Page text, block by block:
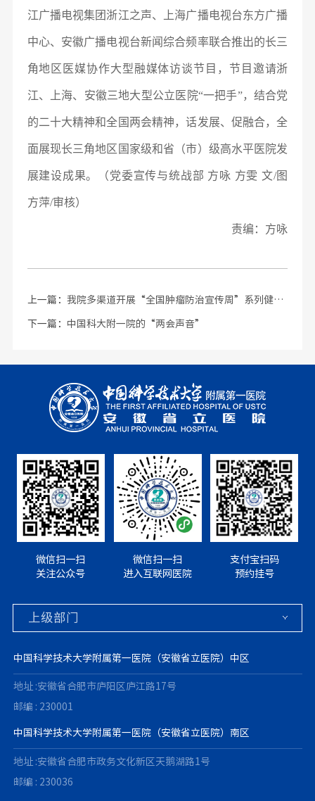
江广播电视集团浙江之声、上海广播电视台东方广播
中心、安徽广播电视台新闻综合频率联合推出的长三
角地区医媒协作大型融媒体访谈节目，节目邀请浙
江、上海、安徽三地大型公立医院“一把手”，结合党
的二十大精神和全国两会精神，话发展、促融合，全
面展现长三角地区国家级和省（市）级高水平医院发
展建设成果。（党委宣传与统战部 方咏 方雯 文/图
方萍/审核）
责编：方咏
上一篇： 我院多渠道开展“全国肿瘤防治宣传周”系列健康科普活动 百万群众参与获益
下一篇： 中国科大附一院的“两会声音”
微信扫一扫
关注公众号
微信扫一扫
进入互联网医院
支付宝扫码
预约挂号
中国科学技术大学附属第一医院（安徽省立医院）中区
地址 :安徽省合肥市庐阳区庐江路17号
邮编 : 230001
中国科学技术大学附属第一医院（安徽省立医院）南区
地址 :安徽省合肥市政务文化新区天鹅湖路1号
邮编 : 230036